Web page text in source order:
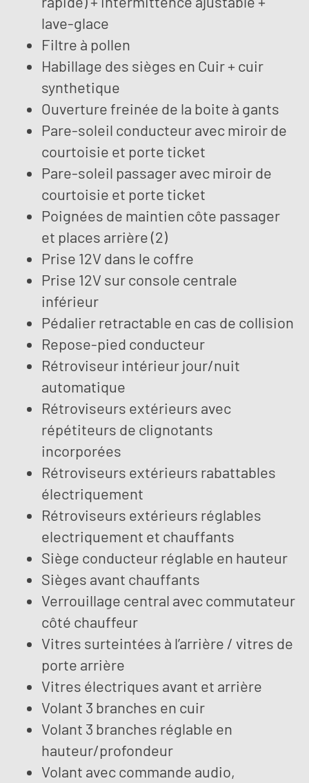
lave-glace
Filtre à pollen
Habillage des sièges en Cuir + cuir
synthetique
Ouverture freinée de la boite à gants
Pare-soleil conducteur avec miroir de
courtoisie et porte ticket
Pare-soleil passager avec miroir de
courtoisie et porte ticket
Poignées de maintien côte passager
et places arrière (2)
Prise 12V dans le coffre
Prise 12V sur console centrale
inférieur
Pédalier retractable en cas de collision
Repose-pied conducteur
Rétroviseur intérieur jour/nuit
automatique
Rétroviseurs extérieurs avec
répétiteurs de clignotants
incorporées
Rétroviseurs extérieurs rabattables
électriquement
Rétroviseurs extérieurs réglables
electriquement et chauffants
Siège conducteur réglable en hauteur
Sièges avant chauffants
Verrouillage central avec commutateur
côté chauffeur
Vitres surteintées à l’arrière / vitres de
porte arrière
Vitres électriques avant et arrière
Volant 3 branches en cuir
Volant 3 branches réglable en
hauteur/profondeur
Volant avec commande audio,